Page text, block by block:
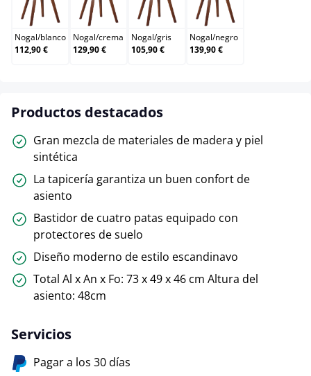
Nogal/blanco
Nogal/blanco
112,90 €
Nogal/crema
Nogal/crema
129,90 €
Nogal/gris
Nogal/gris
105,90 €
Nogal/negro
Nogal/negro
139,90 €
Productos destacados
Gran mezcla de materiales de madera y piel
sintética
La tapicería garantiza un buen confort de
asiento
Bastidor de cuatro patas equipado con
protectores de suelo
Diseño moderno de estilo escandinavo
Total Al x An x Fo: 73 x 49 x 46 cm Altura del
asiento: 48cm
Servicios
Pagar a los 30 días